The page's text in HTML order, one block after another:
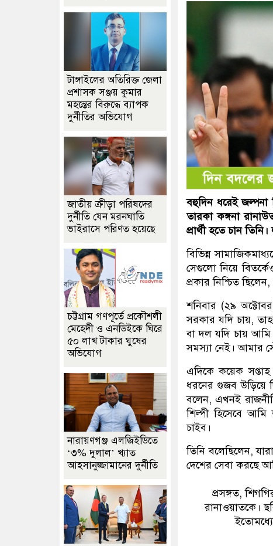
বহুদিন ধরেই জল্পনা
তারকা কঙ্গনা
প্রার্থী হতে চান
বিভিন্ন
সেগুলো নিয়ে
প্রকার নিশ্চিত
শনিবার (২৯
সরকার যদি চায়,
বা দল যদি চায় আমি
সমস্যা নেই। আমার
এদিকে কয়েক
ধরনের গুজব উড়িয়ে
বলেন, এখনই
শিল্পী হিসেবে আমি
চাইব।
তিনি বলেছিলেন,
দেশের সেবা করছে
প্রসঙ্গত,
রানাওয়াতকে।
ইতোমধ্যে
টাঙ্গাইলের অতিরিক্ত জেলা
প্রশাসক সঞ্জয় কুমার
মহন্তের বিরুদ্ধে ব্যাপক
দুর্নীতির অভিযোগ
জাতীয় ক্রীড়া পরিষদের
দুর্নীতি যেন মরনঘাতি
ভাইরাসে পরিণত হয়েছে
চট্টগ্রাম গণপূর্তে প্রকৌশলী
মেহেদী ও এনডিইকে ঘিরে
৫০ লাখ টাকার ঘুষের
অভিযোগ
নারায়ণগঞ্জ এলজিইডিতে
‘৩% দুলাল’ খ্যাত
আহসানুজ্জামানের দুর্নীতি